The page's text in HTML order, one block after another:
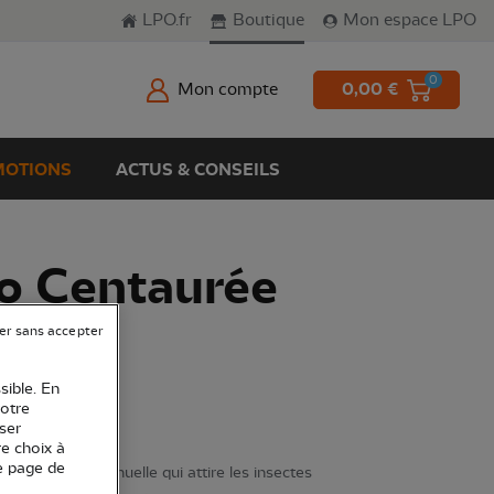
LPO.fr Boutique Mon espace LPO
Mon compte 0,00 € 0
ACTUS & CONSEILS
Centaurée
une plante annuelle qui attire les insectes
En
choix à
page de
sans accepter